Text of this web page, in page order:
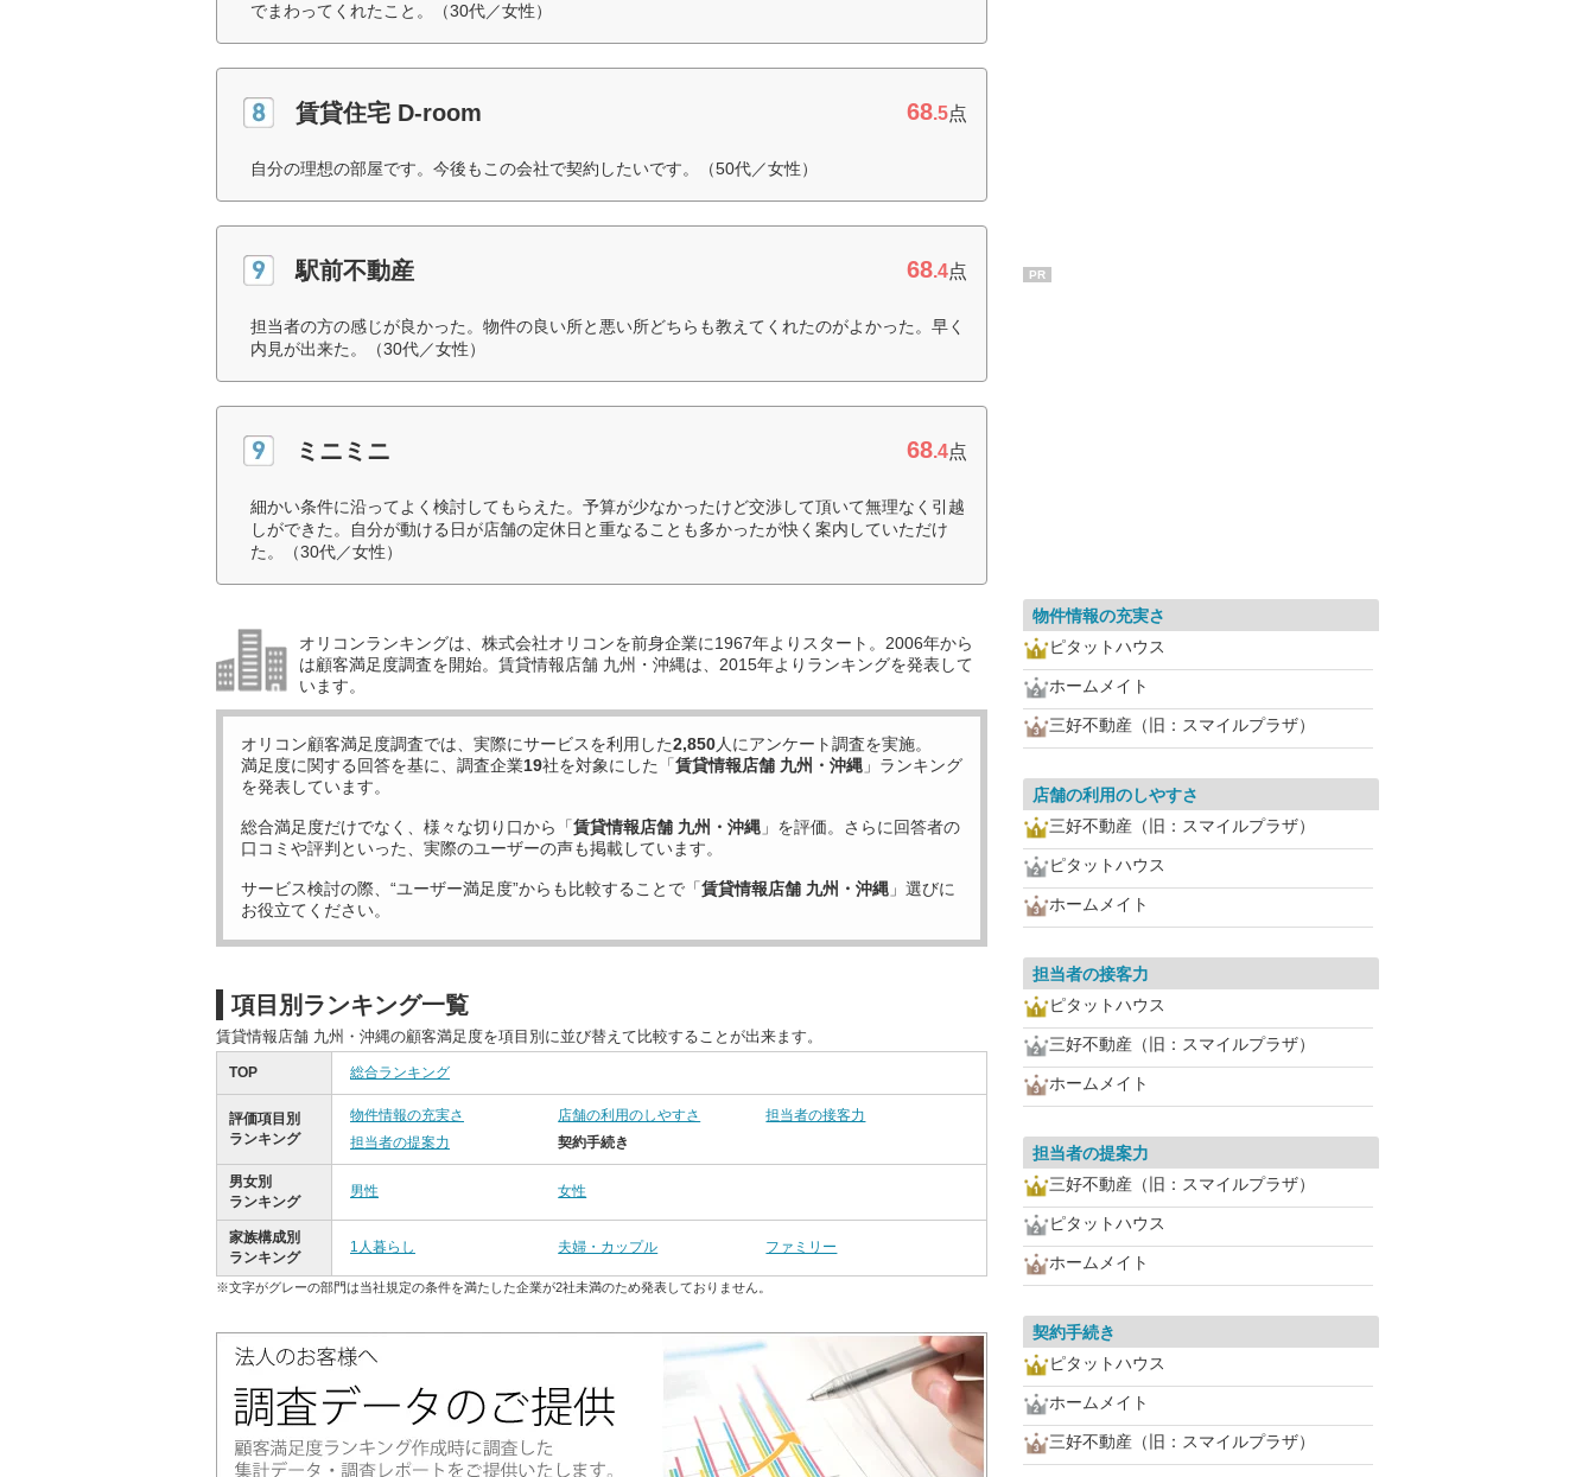
でまわってくれたこと。（30代／女性）
賃貸住宅 D-room 68.5点
自分の理想の部屋です。今後もこの会社で契約したいです。（50代／女性）
駅前不動産 68.4点
担当者の方の感じが良かった。物件の良い所と悪い所どちらも教えてくれたのがよかった。早く
内見が出来た。（30代／女性）
ミニミニ 68.4点
細かい条件に沿ってよく検討してもらえた。予算が少なかったけど交渉して頂いて無理なく引越
しができた。自分が動ける日が店舗の定休日と重なることも多かったが快く案内していただけ
た。（30代／女性）
オリコンランキングは、株式会社オリコンを前身企業に1967年よりスタート。2006年から
は顧客満足度調査を開始。賃貸情報店舗 九州・沖縄は、2015年よりランキングを発表して
います。
オリコン顧客満足度調査では、実際にサービスを利用した2,850人にアンケート調査を実施。
満足度に関する回答を基に、調査企業19社を対象にした「賃貸情報店舗 九州・沖縄 」ランキング
を発表しています。
総合満足度だけでなく、様々な切り口から「賃貸情報店舗 九州・沖縄 」を評価。さらに回答者の
口コミや評判といった、実際のユーザーの声も掲載しています。
サービス検討の際、“ユーザー満足度”からも比較することで「賃貸情報店舗 九州・沖縄 」選びに
お役立てください。
項目別ランキング一覧
賃貸情報店舗 九州・沖縄の顧客満足度を項目別に並び替えて比較することが出来ます。
TOP 総合ランキング
評価項目別
ランキング
物件情報の充実さ 店舗の利用のしやすさ
担当者の接客力
担当者の提案力
契約手続き
男女別
ランキング
男性 女性
家族構成別
ランキング
1人暮らし 夫婦・カップル ファミリー
※文字がグレーの部門は当社規定の条件を満たした企業が2社未満のため発表しておりません。
PR
物件情報の充実さ
ピタットハウス
ホームメイト
三好不動産（旧：スマイルプラザ）
店舗の利用のしやすさ
三好不動産（旧：スマイルプラザ）
ピタットハウス
ホームメイト
担当者の接客力
ピタットハウス
三好不動産（旧：スマイルプラザ）
ホームメイト
担当者の提案力
三好不動産（旧：スマイルプラザ）
ピタットハウス
ホームメイト
契約手続き
ピタットハウス
ホームメイト
三好不動産（旧：スマイルプラザ）